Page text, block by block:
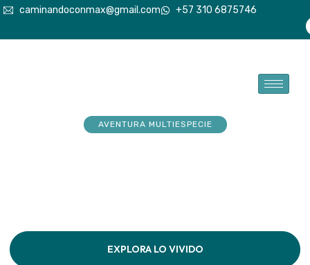
caminandoconmax@gmail.com +57 310 6875746
AVENTURA MULTIESPECIE
EXPLORA LO VIVIDO